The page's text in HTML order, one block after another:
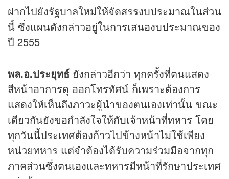
ฝากไปยังรัฐบาลใหม่ให้จัดสรรงบประมาณในส่วน
นี้ ซึ่งแผนดังกล่าวอยู่ในการเสนองบประมาณของ
ปี 2555
พล.อ.ประยุทธ์ ยังกล่าวอีกว่า ทุกครั้งที่ตนแสดง
สีหน้าอาการดุ ออกโทรทัศน์ ก็เพราะต้องการ
แสดงให้เห็นถึงภาวะผู้นำของตนเองเท่านั้น ขณะ
เดียวกันยังขอกำลังใจให้กับเจ้าหน้าที่ทหาร โดย
ทุกวันนี้ประเทศต้องก้าวไปข้างหน้าไม่ใช้เพียง
หน่วยทหาร แต่จำต้องได้รับความร่วมมือจากทุก
ภาคส่วนซึ่งตนเองและทหารมีหน้าที่รักษาประเทศ